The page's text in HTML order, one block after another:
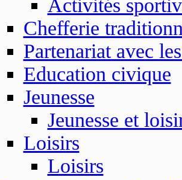
Activités
Chefferie
Partenariat avec
Education civique
Jeunesse
Jeunesse et
Loisirs
Loisirs